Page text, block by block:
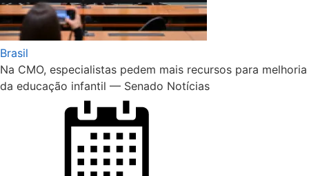
Brasil
Na CMO, especialistas pedem mais recursos para melhoria
da educação infantil — Senado Notícias